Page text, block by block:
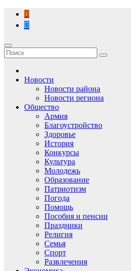
Перейти
содержимому
Новости
Новости района
Новости региона
Общество
Армия
Благоустройство
Здоровье
История
Конкурсы
Культура
Молодежь
Образование
Патриотизм
Погода
Помощь
Пособия и пенсии
Праздники
Религия
Семья
Спорт
Развлечения